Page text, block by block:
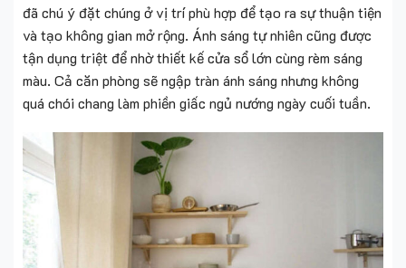
đã chú ý đặt chúng ở vị trí phù hợp để tạo ra sự thuận tiện
và tạo không gian mở rộng. Ánh sáng tự nhiên cũng được
tận dụng triệt để nhờ thiết kế cửa sổ lớn cùng rèm sáng
màu. Cả căn phòng sẽ ngập tràn ánh sáng nhưng không
quá chói chang làm phiền giấc ngủ nướng ngày cuối tuần.